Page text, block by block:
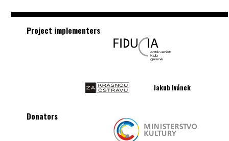
Project implementers
Jakub Ivánek
Donators